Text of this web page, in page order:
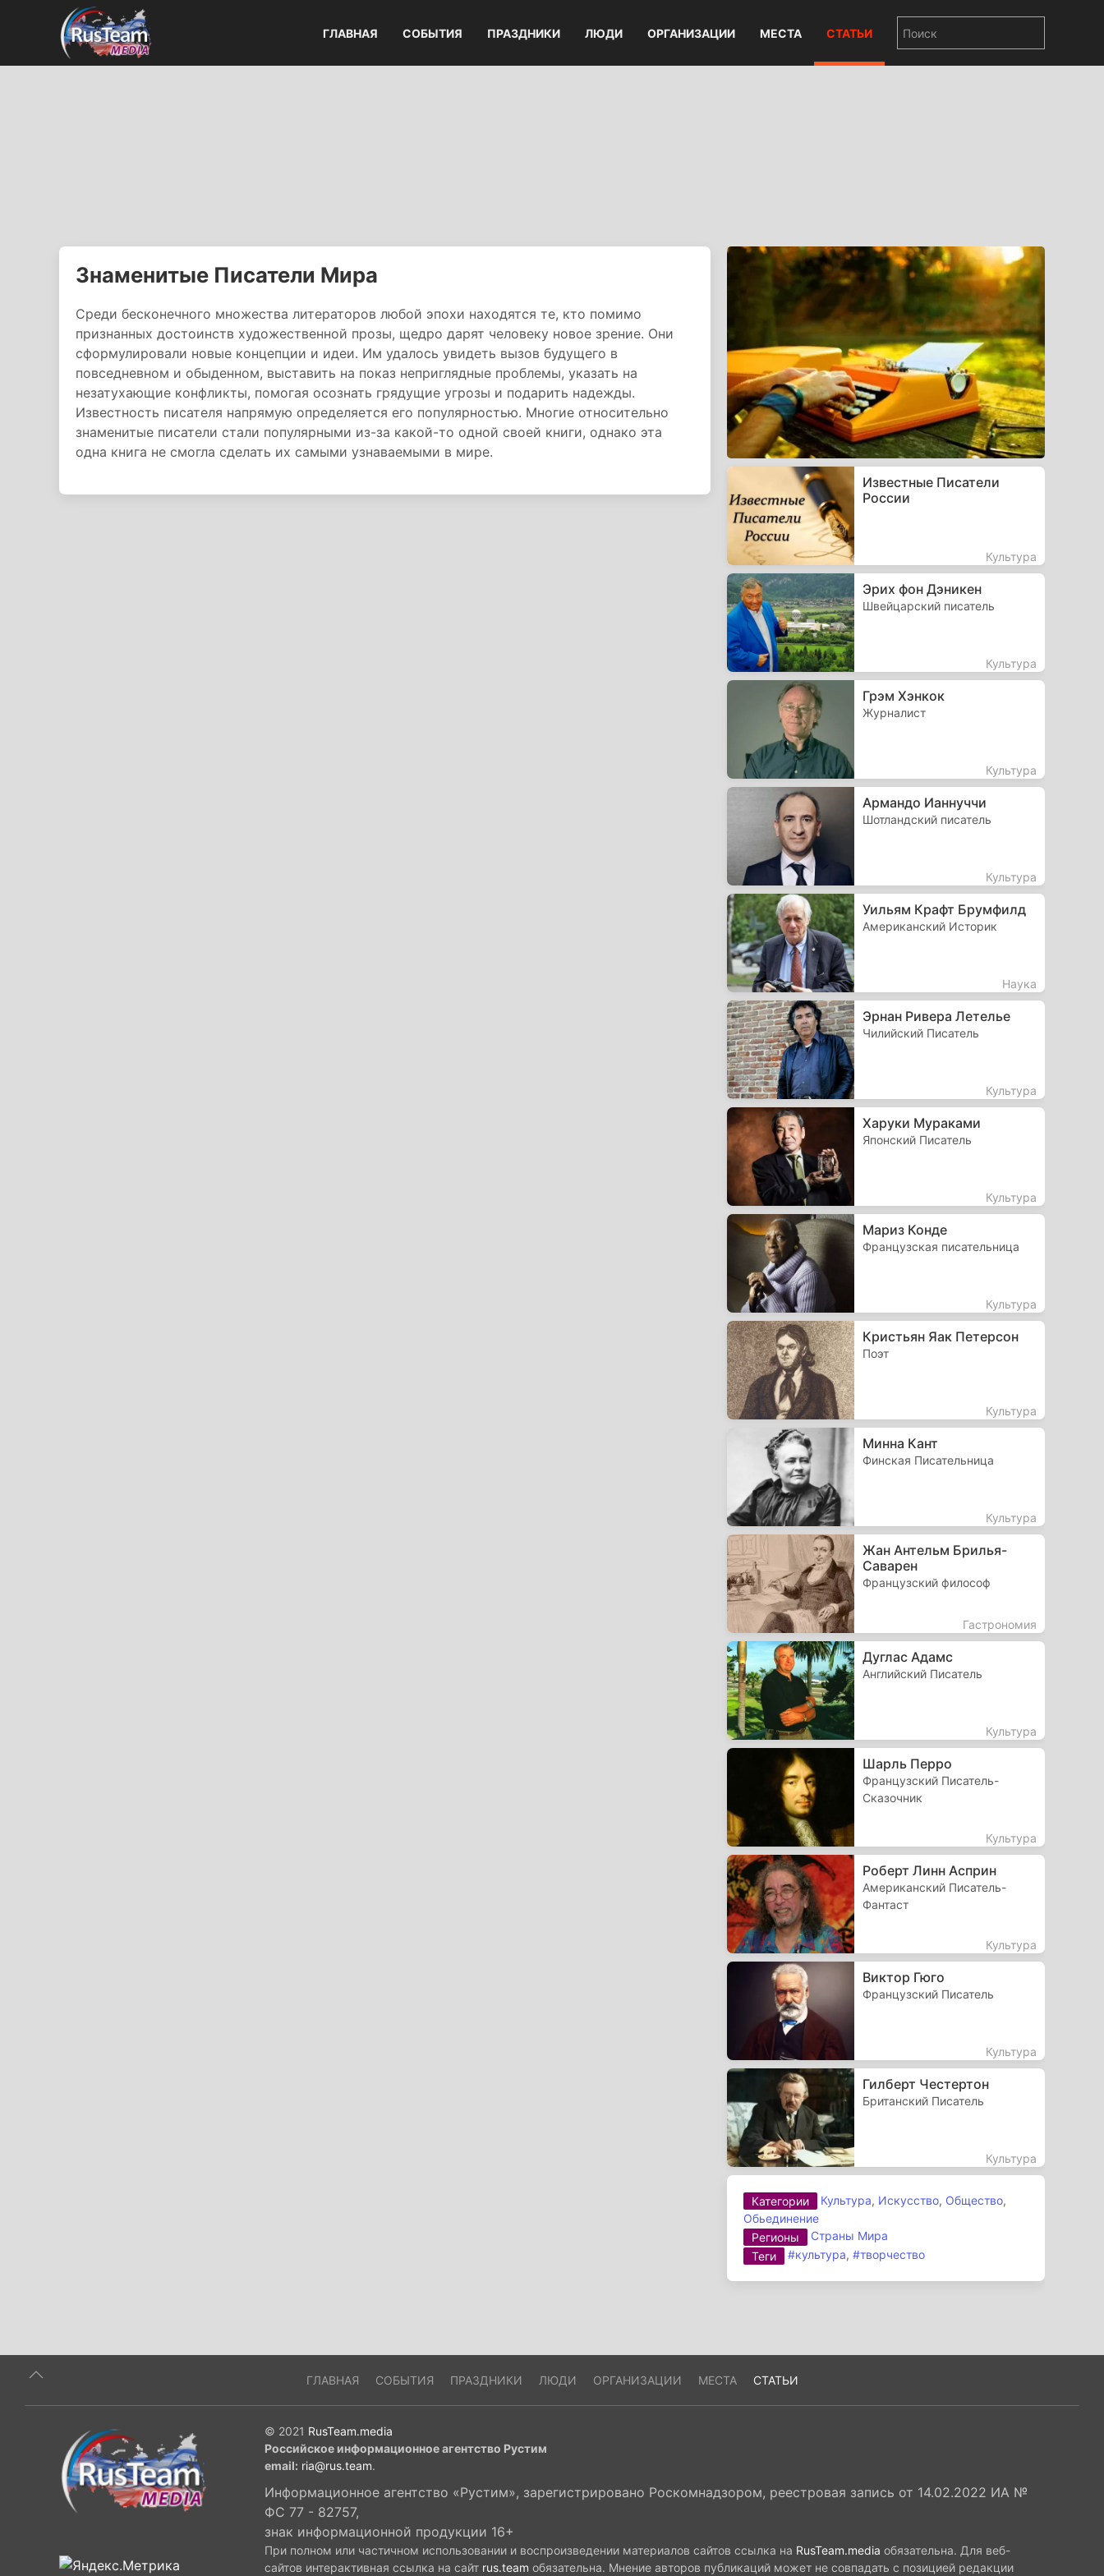
ГЛАВНАЯ СОБЫТИЯ ПРАЗДНИКИ ЛЮДИ ОРГАНИЗАЦИИ МЕСТА СТАТЬИ
Знаменитые Писатели Мира
Среди бесконечного множества литераторов любой эпохи находятся те, кто помимо
признанных достоинств художественной прозы, щедро дарят человеку новое зрение. Они
сформулировали новые концепции и идеи. Им удалось увидеть вызов будущего в
повседневном и обыденном, выставить на показ неприглядные проблемы, указать на
незатухающие конфликты, помогая осознать грядущие угрозы и подарить надежды.
Известность писателя напрямую определяется его популярностью. Многие относительно
знаменитые писатели стали популярными из-за какой-то одной своей книги, однако эта
одна книга не смогла сделать их самыми узнаваемыми в мире.
Известные Писатели
России
Культура
Эрих фон Дэникен
Швейцарский писатель
Культура
Грэм Хэнкок
Журналист
Культура
Армандо Ианнуччи
Шотландский писатель
Культура
Уильям Крафт Брумфилд
Американский Историк
Наука
Эрнан Ривера Летелье
Чилийский Писатель
Культура
Харуки Мураками
Японский Писатель
Культура
Мариз Конде
Французская писательница
Культура
Кристьян Яак Петерсон
Поэт
Культура
Минна Кант
Финская Писательница
Культура
Жан Антельм Брилья-
Саварен
Французский философ
Гастрономия
Дуглас Адамс
Английский Писатель
Культура
Шарль Перро
Французский Писатель-
Сказочник
Культура
Роберт Линн Асприн
Американский Писатель-
Фантаст
Культура
Виктор Гюго
Французский Писатель
Культура
Гилберт Честертон
Британский Писатель
Культура
Категории Культура, Искусство, Общество,
Обьединение
Регионы
Страны Мира
Теги
#культура,#творчество
ГЛАВНАЯ СОБЫТИЯ ПРАЗДНИКИ ЛЮДИ ОРГАНИЗАЦИИ МЕСТА СТАТЬИ
© 2021 RusTeam.media
Российское информационное агентство Рустим
email: ria@rus.team.
Информационное агентство «Рустим», зарегистрировано Роскомнадзором, реестровая запись от 14.02.2022 ИА №
ФС 77 - 82757,
знак информационной продукции 16+
При полном или частичном использовании и воспроизведении материалов сайтов ссылка на RusTeam.media обязательна. Для веб-
сайтов интерактивная ссылка на сайт rus.team обязательна. Мнение авторов публикаций может не совпадать с позицией редакции